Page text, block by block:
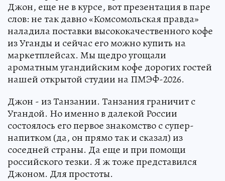
Джон, еще не в курсе, вот презентация в паре
слов: не так давно «Комсомольская правда»
наладила поставки высококачественного кофе
из Уганды и сейчас его можно купить на
маркетплейсах. Мы щедро угощали
ароматным угандийским кофе дорогих гостей
нашей открытой студии на ПМЭФ-2026.
Джон - из Танзании. Танзания граничит с
Угандой. Но именно в далекой России
состоялось его первое знакомство с супер-
напитком (да, он прямо так и сказал) из
соседней страны. Да еще и при помощи
российского тезки. Я ж тоже представился
Джоном. Для простоты.